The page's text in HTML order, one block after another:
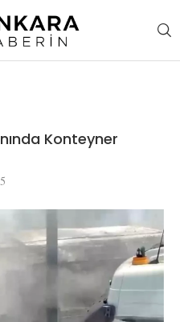
Konteyner